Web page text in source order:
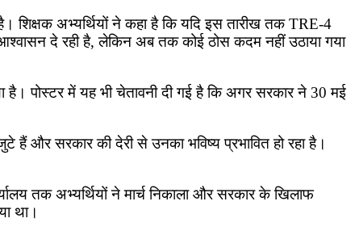
शिक्षक अभ्यर्थियों ने कहा है कि यदि इस तारीख तक TRE-4
आश्वासन दे रही है, लेकिन अब तक कोई ठोस कदम नहीं उठाया गया
है। पोस्टर में यह भी चेतावनी दी गई है कि अगर सरकार ने 30 मई
हैं और सरकार की देरी से उनका भविष्य प्रभावित हो रहा है।
तक अभ्यर्थियों ने मार्च निकाला और सरकार के खिलाफ
था।